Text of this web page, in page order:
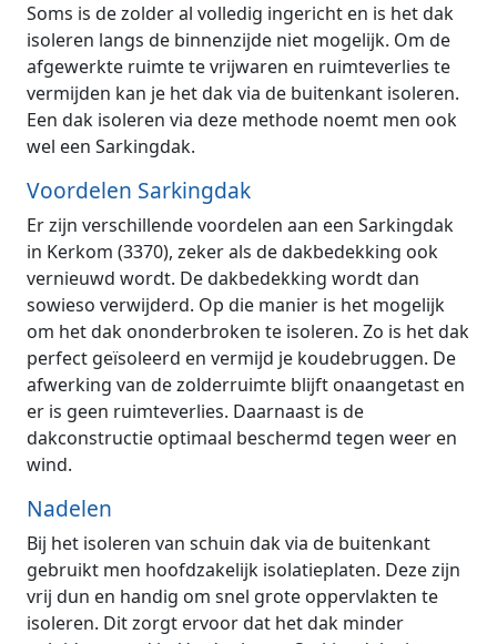
Soms is de zolder al volledig ingericht en is het dak
isoleren langs de binnenzijde niet mogelijk. Om de
afgewerkte ruimte te vrijwaren en ruimteverlies te
vermijden kan je het dak via de buitenkant isoleren.
Een dak isoleren via deze methode noemt men ook
wel een Sarkingdak.
Voordelen Sarkingdak
Er zijn verschillende voordelen aan een Sarkingdak
in Kerkom (3370), zeker als de dakbedekking ook
vernieuwd wordt. De dakbedekking wordt dan
sowieso verwijderd. Op die manier is het mogelijk
om het dak ononderbroken te isoleren. Zo is het dak
perfect geïsoleerd en vermijd je koudebruggen. De
afwerking van de zolderruimte blijft onaangetast en
er is geen ruimteverlies. Daarnaast is de
dakconstructie optimaal beschermd tegen weer en
wind.
Nadelen
Bij het isoleren van schuin dak via de buitenkant
gebruikt men hoofdzakelijk isolatieplaten. Deze zijn
vrij dun en handig om snel grote oppervlakten te
isoleren. Dit zorgt ervoor dat het dak minder